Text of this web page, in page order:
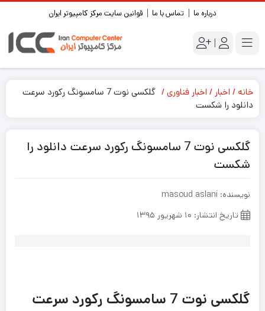
درباره ما تماس با ما قوانین سایت مرکز کامپیوتر ایران
|
خانه اخبار اخبار فناوری
گلکسی نوت 7 سامسونگ رکورد سرعت
دانلود را شکست
گلکسی نوت 7 سامسونگ رکورد سرعت دانلود را
شکست
نویسنده: masoud aslani
تاریخ انتشار: ۱۰ شهریور ۱۳۹۵
گلکسی نوت 7 سامسونگ رکورد سرعت